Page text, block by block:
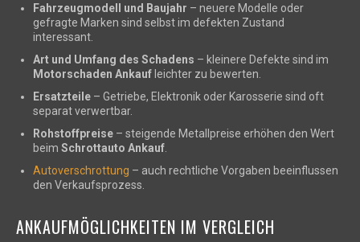
Fahrzeugmodell und Baujahr – neuere Modelle oder
gefragte Marken sind selbst im defekten Zustand
interessant.
Art und Umfang des Schadens – kleinere Defekte sind im
Motorschaden Ankauf leichter zu bewerten.
Ersatzteile – Getriebe, Elektronik oder Karosserie sind oft
separat verwertbar.
Rohstoffpreise – steigende Metallpreise erhöhen den Wert
beim Schrottauto Ankauf
Autoverschrottung – auch rechtliche Vorgaben beeinflussen
den Verkaufsprozess.
ANKAUFMÖGLICHKEITEN IM VERGLEICH